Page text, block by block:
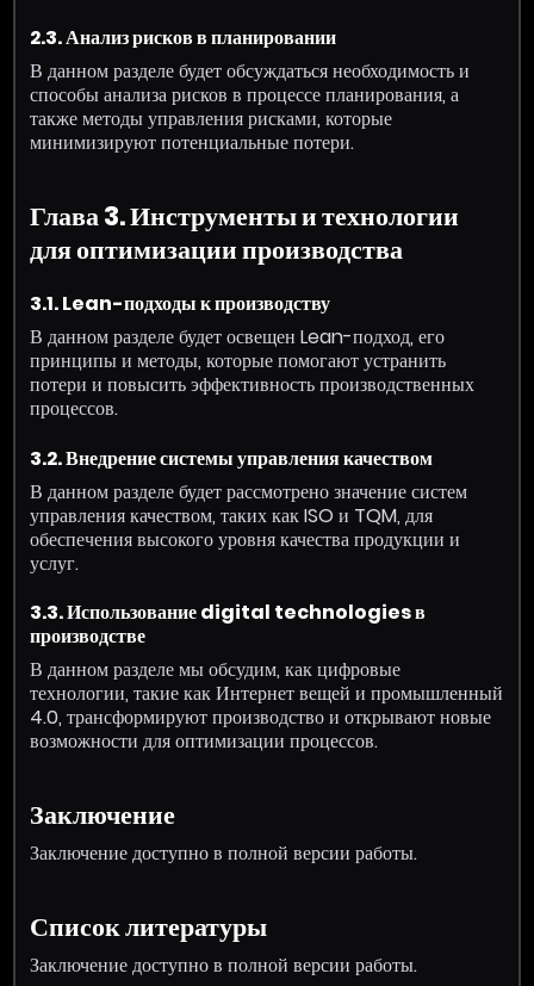
2.3. Анализ рисков в планировании
В данном разделе будет обсуждаться необходимость и
способы анализа рисков в процессе планирования, а
также методы управления рисками, которые
минимизируют потенциальные потери.
Глава 3. Инструменты и технологии
для оптимизации производства
3.1. Lean-подходы к производству
В данном разделе будет освещен Lean-подход, его
принципы и методы, которые помогают устранить
потери и повысить эффективность производственных
процессов.
3.2. Внедрение системы управления качеством
В данном разделе будет рассмотрено значение систем
управления качеством, таких как ISO и TQM, для
обеспечения высокого уровня качества продукции и
услуг.
3.3. Использование digital technologies в
производстве
В данном разделе мы обсудим, как цифровые
технологии, такие как Интернет вещей и промышленный
4.0, трансформируют производство и открывают новые
возможности для оптимизации процессов.
Заключение
Заключение доступно в полной версии работы.
Список литературы
Заключение доступно в полной версии работы.